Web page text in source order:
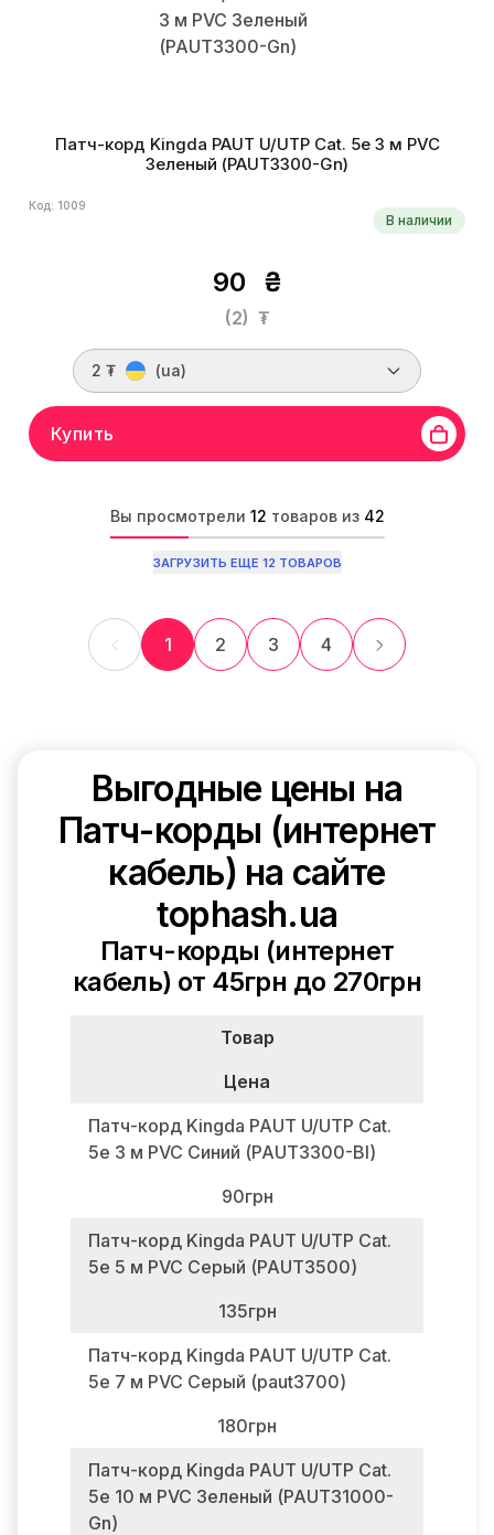
Патч-корд Kingda PAUT U/UTP Cat. 5e 3 м PVC
Зеленый (PAUT3300-Gn)
Код: 1009
В наличии
90 ₴
(2) ₮
2 ₮ (ua)
Купить
Вы просмотрели 12 товаров из 42
ЗАГРУЗИТЬ ЕЩЕ 12 ТОВАРОВ
1 2 3 4
Выгодные цены на
Патч-корды (интернет
кабель) на сайте
tophash.ua
Патч-корды (интернет
кабель) от 45грн до 270грн
Товар
Цена
Патч-корд Kingda PAUT U/UTP Cat.
5e 3 м PVC Синий (PAUT3300-Bl)
90грн
Патч-корд Kingda PAUT U/UTP Cat.
5e 5 м PVC Серый (PAUT3500)
135грн
Патч-корд Kingda PAUT U/UTP Cat.
5e 7 м PVC Серый (paut3700)
180грн
Патч-корд Kingda PAUT U/UTP Cat.
5e 10 м PVC Зеленый (PAUT31000-
Gn)